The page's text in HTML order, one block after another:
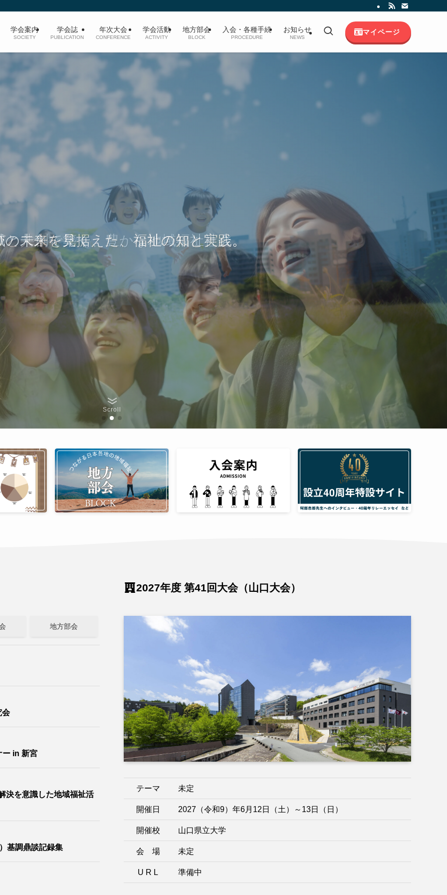
学会案内
SOCIETY
学会誌
PUBLICATION
年次大会
CONFERENCE
学会活動
ACTIVITY
地方部会
BLOCK
入会・各種手続
PROCEDURE
お知らせ
NEWS
マイページ
つながる研究、広がる福祉の輪。
と共創で築く、豊かな地域福祉社会。
の未来を見据えた、福祉の知と実践。
Scroll
地方部会
会
ー in 新宮
決を意識した地域福祉活
基調鼎談記録集
2027年度 第41回大会（山口大会）
テーマ 未定
開催日 2027（令和9）年6月12日（土）～13日（日）
開催校 山口県立大学
会 場 未定
U R L 準備中